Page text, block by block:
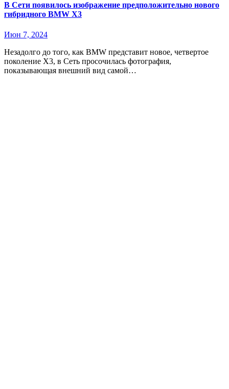
В Сети появилось изображение предположительно нового
гибридного BMW Х3
Июн 7, 2024
Незадолго до того, как BMW представит новое, четвертое
поколение X3, в Сеть просочилась фотография,
показывающая внешний вид самой…